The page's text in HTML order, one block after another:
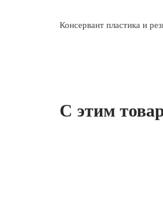
Консервант пластика и
С этим